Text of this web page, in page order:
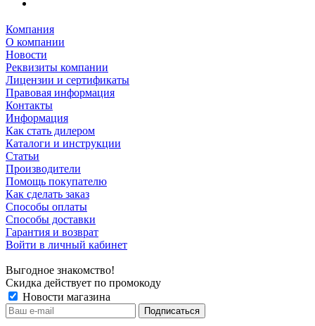
Компания
О компании
Новости
Реквизиты компании
Лицензии и сертификаты
Правовая информация
Контакты
Информация
Как стать дилером
Каталоги и инструкции
Статьи
Производители
Помощь покупателю
Как сделать заказ
Способы оплаты
Способы доставки
Гарантия и возврат
Войти в личный кабинет
Выгодное знакомство!
Скидка действует по промокоду
Новости магазина